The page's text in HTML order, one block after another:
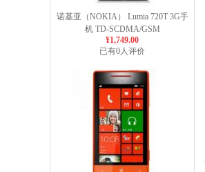
诺基亚（NOKIA） Lumia 720T 3G手
机 TD-SCDMA/GSM
¥1,749.00
已有0人评价